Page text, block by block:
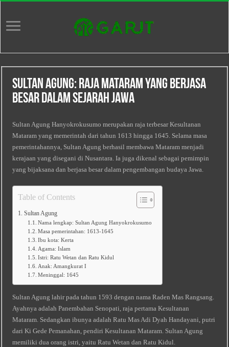
Sultan Agung: Raja Mataram yang Berjasa
Besar dalam Sejarah Jawa
Sultan Agung Hanyokrokusumo merupakan raja terbesar Kesultanan
Mataram yang memerintah dari tahun 1613 hingga 1645. Selama masa
pemerintahannya, Sultan Agung berhasil membawa Mataram menjadi
kerajaan yang disegani di Nusantara. Ia juga dikenal sebagai pemimpin
yang bijaksana dan berjasa besar dalam pengembangan budaya Jawa.
Table of Contents
Sultan Agung
Nama lengkap: Sultan Agung Hanyokrokusumo
Masa pemerintahan: 1613-1645
Ibu kota: Kerta
Agama: Islam
Istri: Ratu Wetan dan Ratu Kidul
Anak: Amangkurat I
Meninggal: 1645
Sultan Agung lahir pada tahun 1593 dengan nama Raden Mas Rangsang.
Ayahnya adalah Panembahan Senopati, raja pertama Kesultanan
Mataram. Sedangkan ibunya adalah Ratu Mas Adi Dyah Handayani, putri
dari Ki Gede Pemanahan, pendiri Kesultanan Mataram. Sultan Agung
memiliki dua orang istri, yaitu Ratu Wetan dan Ratu Kidul.